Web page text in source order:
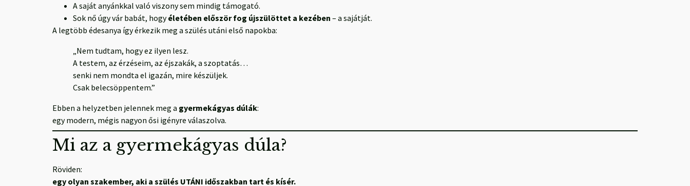
A saját anyánkkal való viszony sem mindig támogató.
Sok nő úgy vár babát, hogyéletében először fog újszülöttet a kezében – a sajátját.
A legtöbb édesanya így érkezik meg a szülés utáni első napokba:
„Nem tudtam, hogy ez ilyen lesz.
A testem, az érzéseim, az éjszakák, a szoptatás…
senki nem mondta el igazán, mire készüljek.
Csak belecsöppentem.”
Ebben a helyzetben jelennek meg a gyermekágyas dúlák:
egy modern, mégis nagyon ősi igényre válaszolva.
Mi az a gyermekágyas dúla?
Röviden:
egy olyan szakember, aki a szülés UTÁNI időszakban tart és kísér.